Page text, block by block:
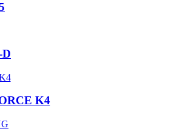
K4